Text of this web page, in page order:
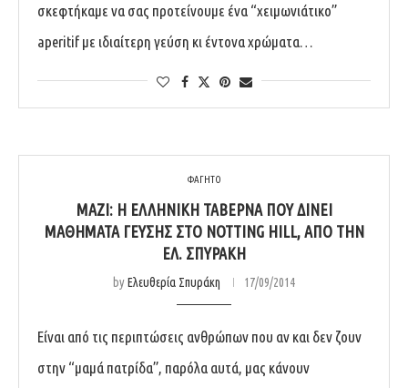
σκεφτήκαμε να σας προτείνουμε ένα “χειμωνιάτικο”
aperitif με ιδιαίτερη γεύση κι έντονα χρώματα…
ΦΑΓΗΤΟ
ΜΑΖΙ: Η ΕΛΛΗΝΙΚΉ ΤΑΒΈΡΝΑ ΠΟΥ ΔΊΝΕΙ
ΜΑΘΉΜΑΤΑ ΓΕΎΣΗΣ ΣΤΟ NOTTING HILL, ΑΠΌ ΤΗΝ
ΕΛ. ΣΠΥΡΆΚΗ
byΕλευθερία Σπυράκη 17/09/2014
Είναι από τις περιπτώσεις ανθρώπων που αν και δεν ζουν
στην “μαμά πατρίδα”, παρόλα αυτά, μας κάνουν